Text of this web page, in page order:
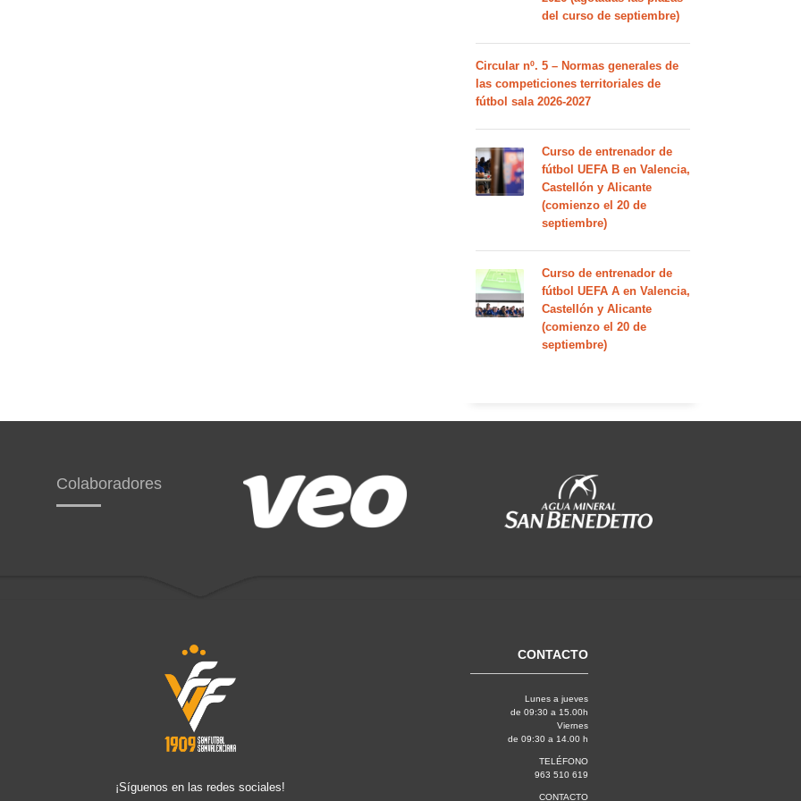
del curso de septiembre)
Circular nº. 5 – Normas generales de
las competiciones territoriales de
fútbol sala 2026-2027
Curso de entrenador de
fútbol UEFA B en Valencia,
Castellón y Alicante
(comienzo el 20 de
septiembre)
Curso de entrenador de
fútbol UEFA A en Valencia,
Castellón y Alicante
(comienzo el 20 de
septiembre)
Colaboradores
¡Síguenos en las redes sociales!
CONTACTO
Lunes a jueves
de 09:30 a 15.00h
Viernes
de 09:30 a 14.00 h
TELÉFONO
963 510 619
CONTACTO